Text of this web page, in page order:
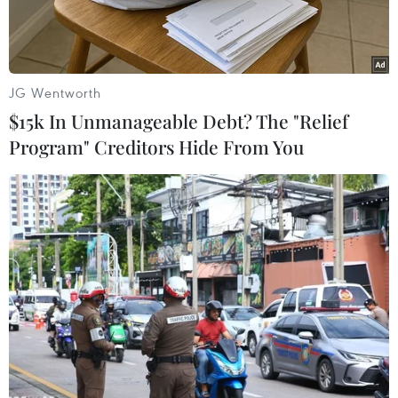
Hà Nội FC về nhì ở V-League 2020. (Ảnh minh họa: Hiển
Nguyễn/Vietnam+)
Năm 2020, dịch COVID-19 đã tác động đến hầu
hết các mặt của đời sống xã hội, trong đó có lĩnh
JG Wentworth
$15k In Unmanageable Debt? The "Relief
Program" Creditors Hide From You